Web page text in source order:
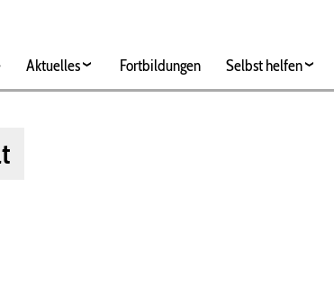
Aktuelles Fortbildungen Selbst helfen